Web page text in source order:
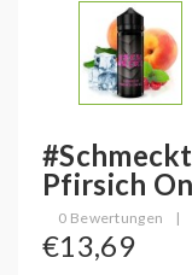
Pfirsich
0 Bewertungen |
€13,69